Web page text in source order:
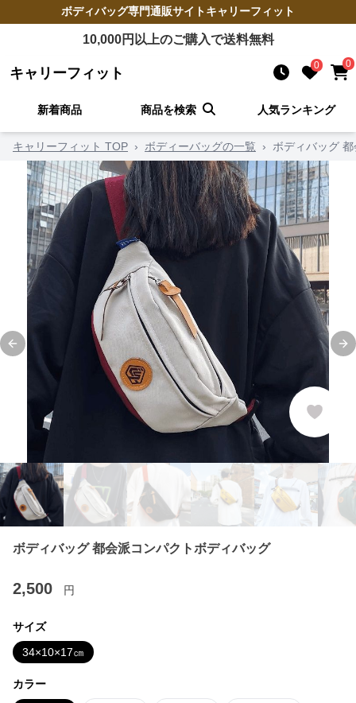
ボディバッグ専門通販サイトキャリーフィット
10,000円以上のご購入で送料無料
キャリーフィット 0 0
新着商品 商品を検索 人気ランキング
キャリーフィット TOP › ボディーバッグの一覧 › ボディバッグ
Previous slide
ボディバッグ 都会派コンパクトボディバッグ
2,500 円
サイズ
34×10×17㎝
カラー